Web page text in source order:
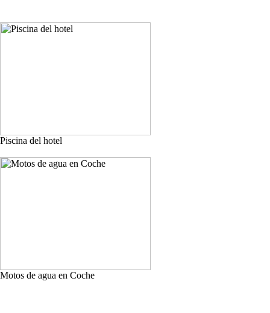
Piscina del hotel
Motos de agua en Coche